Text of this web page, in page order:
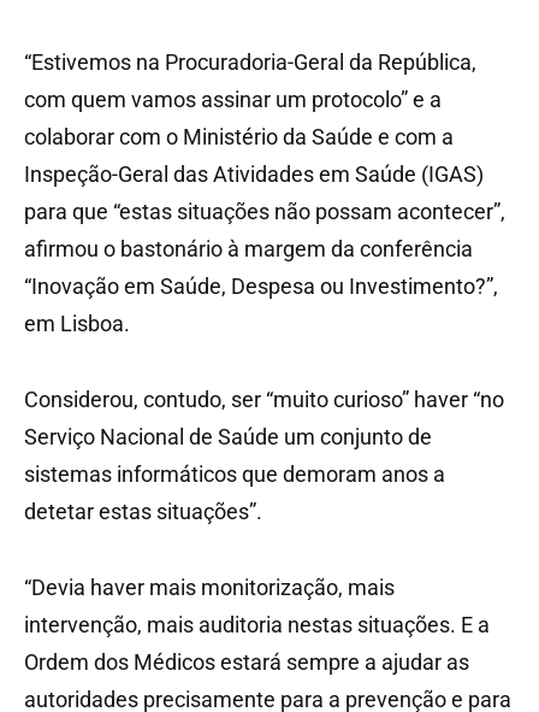
“Estivemos na Procuradoria-Geral da República,
com quem vamos assinar um protocolo” e a
colaborar com o Ministério da Saúde e com a
Inspeção-Geral das Atividades em Saúde (IGAS)
para que “estas situações não possam acontecer”,
afirmou o bastonário à margem da conferência
“Inovação em Saúde, Despesa ou Investimento?”,
em Lisboa.
Considerou, contudo, ser “muito curioso” haver “no
Serviço Nacional de Saúde um conjunto de
sistemas informáticos que demoram anos a
detetar estas situações”.
“Devia haver mais monitorização, mais
intervenção, mais auditoria nestas situações. E a
Ordem dos Médicos estará sempre a ajudar as
autoridades precisamente para a prevenção e para